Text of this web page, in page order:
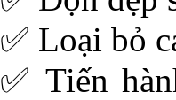
✅ Loại bỏ
✅ Tiến